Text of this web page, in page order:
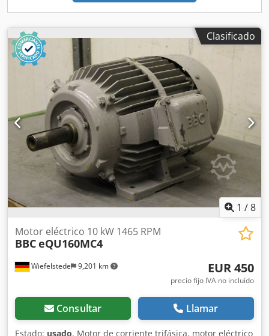
Clasificado
1 /8
Wiefelstede 9,201 km
Motor eléctrico 10 kW 1465 RPM
BBCeQU160MC4
EUR 450
precio fijo IVA no incluído
Consultar Llamar
Estado: usado, Motor de corriente trifásica, motor eléctrico